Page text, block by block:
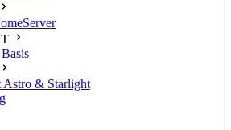
Astro & Starlight